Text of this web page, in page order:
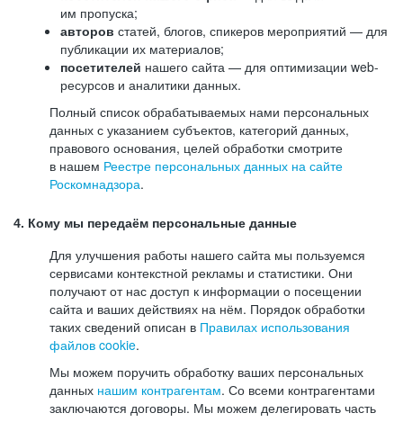
им пропуска;
авторов статей, блогов, спикеров мероприятий — для
публикации их материалов;
посетителей нашего сайта — для оптимизации web-
ресурсов и аналитики данных.
Полный список обрабатываемых нами персональных
данных с указанием субъектов, категорий данных,
правового основания, целей обработки смотрите
в нашем Реестре персональных данных на сайте
Роскомнадзора.
4. Кому мы передаём персональные данные
Для улучшения работы нашего сайта мы пользуемся
сервисами контекстной рекламы и статистики. Они
получают от нас доступ к информации о посещении
сайта и ваших действиях на нём. Порядок обработки
таких сведений описан в Правилах использования
файлов cookie.
Мы можем поручить обработку ваших персональных
данных нашим контрагентам. Со всеми контрагентами
заключаются договоры. Мы можем делегировать часть